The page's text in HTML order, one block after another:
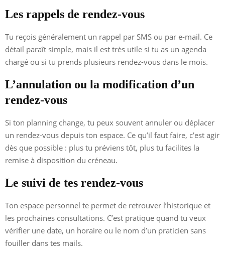
Les rappels de rendez-vous
Tu reçois généralement un rappel par SMS ou par e-mail. Ce
détail paraît simple, mais il est très utile si tu as un agenda
chargé ou si tu prends plusieurs rendez-vous dans le mois.
L’annulation ou la modification d’un
rendez-vous
Si ton planning change, tu peux souvent annuler ou déplacer
un rendez-vous depuis ton espace. Ce qu’il faut faire, c’est agir
dès que possible : plus tu préviens tôt, plus tu facilites la
remise à disposition du créneau.
Le suivi de tes rendez-vous
Ton espace personnel te permet de retrouver l’historique et
les prochaines consultations. C’est pratique quand tu veux
vérifier une date, un horaire ou le nom d’un praticien sans
fouiller dans tes mails.